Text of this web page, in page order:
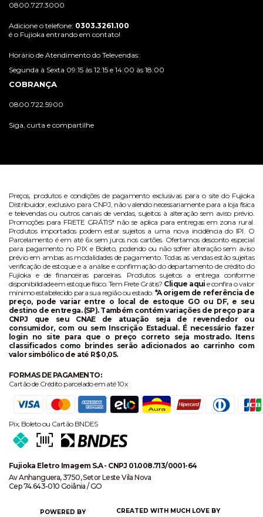
0800.727.3000
Adicione o telefone: 0303.3261.100
é o Fujioka entrando em contato!
Horário de Atendimento do Televendas:
Segunda à Sexta 09:15 às 12:15 e 14:00 às 18:00
COBRANÇA
0800.722.5900
Siga, curta e compartilhe
Preços, produtos e condições de pagamento exclusivas para o site do Fujioka
Distribuidor, exclusivo para CNPJ, não valendo necessariamente para a loja física
e televendas ou outros canais de vendas, sujeitos à alteração sem aviso prévio.
Promoções para FRETE GRÁTIS* não se aplica para entregas em zona rural.
Produtos importados podem estar sujeitos a uma nova incidência do IPI. O
Parcelamento é em até 6x sem juros nos cartões. Ofertamos desconto especial
para pagamento no PIX e Boleto, podendo ou não sofrer alteração sem aviso
prévio em ambas as modalidades de pagamento. Todas as vendas estão sujeitas
verificação de estoque e a análise e confirmação do departamento de crédito do
Fujioka e de financeiras parceiras. Produtos sujeitos a entrega conforme
disponibilidade em estoque físico. Tem Frete Grátis? Clique aqui e confira o valor
mínimo estabelecido para sua região ou estado. *A origem de referência de
preço, pode variar entre o local de estoque GO ou DF, e seu
destino de entrega. (SP). Também contém variações de preço para
CNPJ que seu CNAE de atuação seja de revendedor ou
consumidor, com ou sem Inscrição Estadual. É necessário fazer
login no site para que o preço correto seja mostrado. Itens
classificados como brindes serão adicionados ao carrinho com
valor simbólico de até R$ 0,05.
FORMAS DE PAGAMENTO:
Cartão de Crédito parcelado em até 10x
Pix, Boleto ou Cartão BNDES
Fujioka Eletro Imagem S.A - CNPJ 01.008.713/0001-64
Av Anhanguera, 3750, Setor Leste Vila Nova
Cep 74.643-010 Goiânia / GO
POWERED BY CREATED WITH MUCH LOVE BY